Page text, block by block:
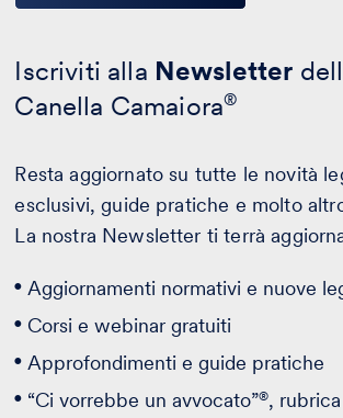
Iscriviti alla Newsletter
Canella Camaiora®
Resta aggiornato su tutte le novità
esclusivi, guide pratiche e molto
La nostra Newsletter ti terrà
Aggiornamenti normativi e nuove
Corsi e webinar gratuiti
Approfondimenti e guide pratiche
“Ci vorrebbe un avvocato”®,